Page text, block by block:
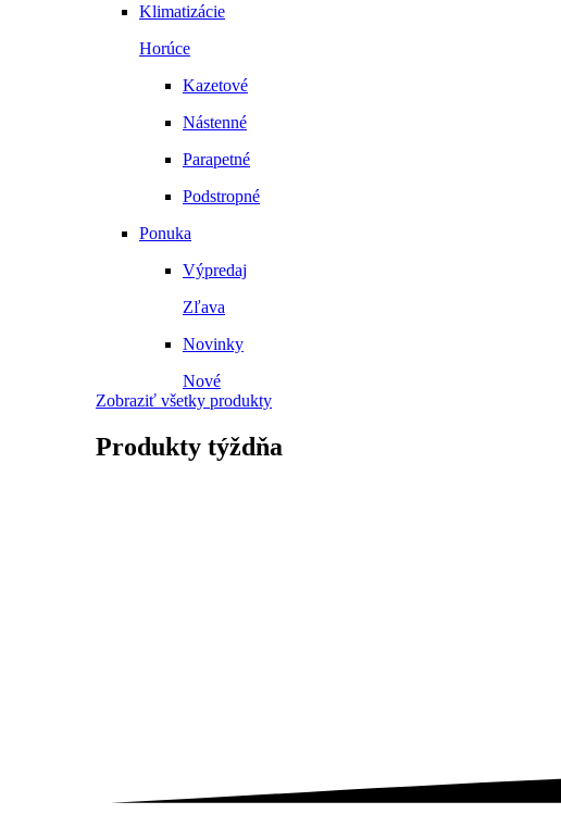
Klimatizácie
Horúce
Kazetové
Nástenné
Parapetné
Podstropné
Ponuka
Výpredaj
Zľava
Novinky
Nové
Zobraziť všetky produkty
Produkty týždňa